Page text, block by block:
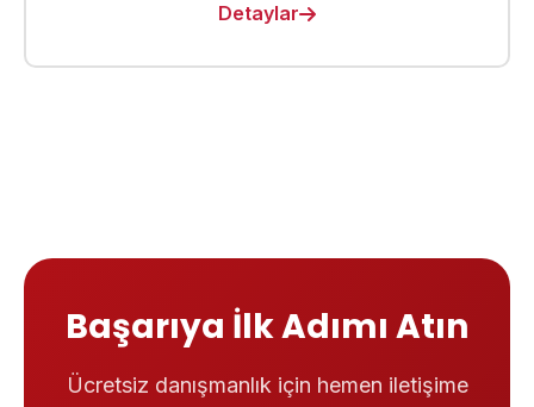
Detaylar
Başarıya İlk Adımı Atın
Ücretsiz danışmanlık için hemen iletişime